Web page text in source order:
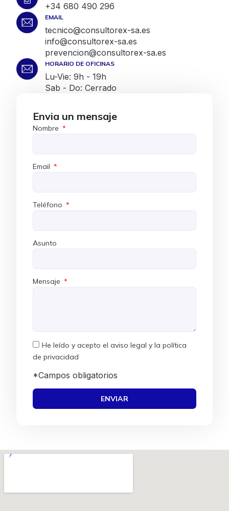
Envia un mensaje
Nombre
Email
Teléfono
Asunto
Mensaje
He leído y acepto el aviso legal y la política
de privacidad
*Campos obligatorios
ENVIAR
+34 680 490 296
EMAIL
tecnico@consultorex-sa.es
info@consultorex-sa.es
prevencion@consultorex-sa.es
HORARIO DE OFICINAS
Lu-Vie: 9h - 19h
Sab - Do: Cerrado